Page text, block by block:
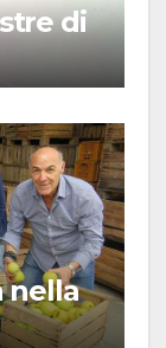
di
nella